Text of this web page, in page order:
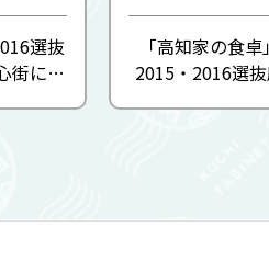
選抜
街に店
「高知家の食
2015・2016選